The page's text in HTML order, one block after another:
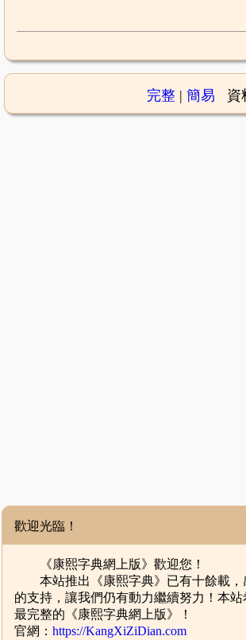
完整| 簡易 資
歡迎光臨！
《康熙字典網上版》歡迎您！
本站推出《康熙字典》已有十餘載，
的支持，讓我們仍有動力繼續努力！本
最完整的《康熙字典網上版》！
官網：https://KangXiZiDian.com